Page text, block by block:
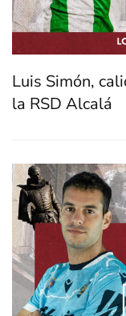
Luis Simón,
la RSD Alcalá